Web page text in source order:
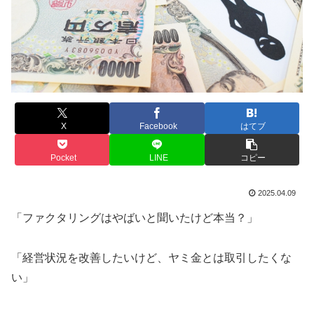
X Facebook はてブ
Pocket LINE コピー
2025.04.09
「ファクタリングはやばいと聞いたけど本当？」
「経営状況を改善したいけど、ヤミ金とは取引したくな
い」